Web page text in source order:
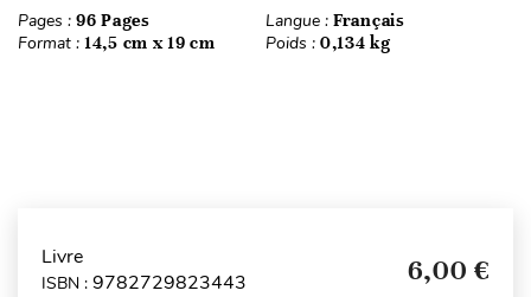
Pages : 96 Pages Langue : Français
Format : 14,5 cm x 19 cm Poids : 0,134 kg
Livre
ISBN : 9782729823443 6,00 €